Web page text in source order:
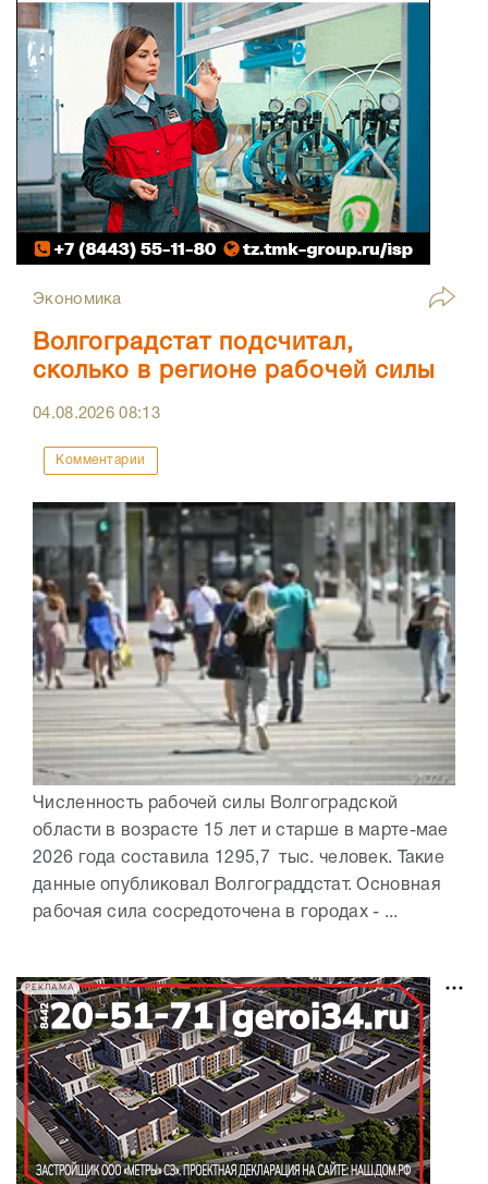
Экономика
Волгоградстат подсчитал,
сколько в регионе рабочей силы
04.08.202608:13
Комментарии
Численность рабочей силы Волгоградской
области в возрасте 15 лет и старше в марте-мае
2026 года составила 1295,7 тыс. человек. Такие
данные опубликовал Волгограддстат. Основная
рабочая сила сосредоточена в городах - ...
РЕКЛАМА